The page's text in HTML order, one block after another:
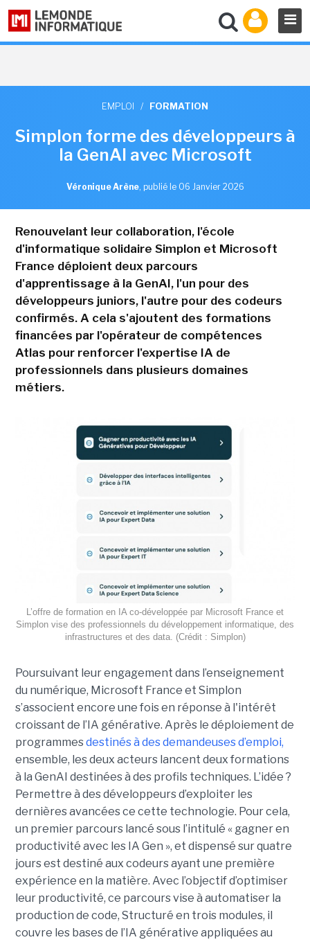
EMPLOI / FORMATION
Simplon forme des développeurs à
la GenAI avec Microsoft
Véronique Arène, publié le 06 Janvier 2026
Renouvelant leur collaboration, l'école
d'informatique solidaire Simplon et Microsoft
France déploient deux parcours
d'apprentissage à la GenAI, l'un pour des
développeurs juniors, l'autre pour des codeurs
confirmés. A cela s'ajoutent des formations
financées par l'opérateur de compétences
Atlas pour renforcer l'expertise IA de
professionnels dans plusieurs domaines
métiers.
L’offre de formation en IA co-développée par Microsoft France et
Simplon vise des professionnels du développement informatique, des
infrastructures et des data. (Crédit : Simplon)
Poursuivant leur engagement dans l’enseignement
du numérique, Microsoft France et Simplon
s’associent encore une fois en réponse à l'intérêt
croissant de l’IA générative. Après le déploiement de
programmesdestinés à des demandeuses d’emploi,
ensemble, les deux acteurs lancent deux formations
à la GenAI destinées à des profils techniques. L’idée ?
Permettre à des développeurs d’exploiter les
dernières avancées ce cette technologie. Pour cela,
un premier parcours lancé sous l’intitulé « gagner en
productivité avec les IA Gen », et dispensé sur quatre
jours est destiné aux codeurs ayant une première
expérience en la matière. Avec l’objectif d’optimiser
leur productivité, ce parcours vise à automatiser la
production de code, Structuré en trois modules, il
couvre les bases de l’IA générative appliquées au